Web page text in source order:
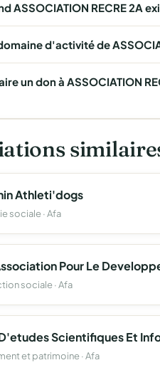
ASSOCIATION RECRE 2A
d'activité de
un don à ASSOCIATION
Athleti'dogs
sociale · Afa
sociale · Afa
et patrimoine · Afa